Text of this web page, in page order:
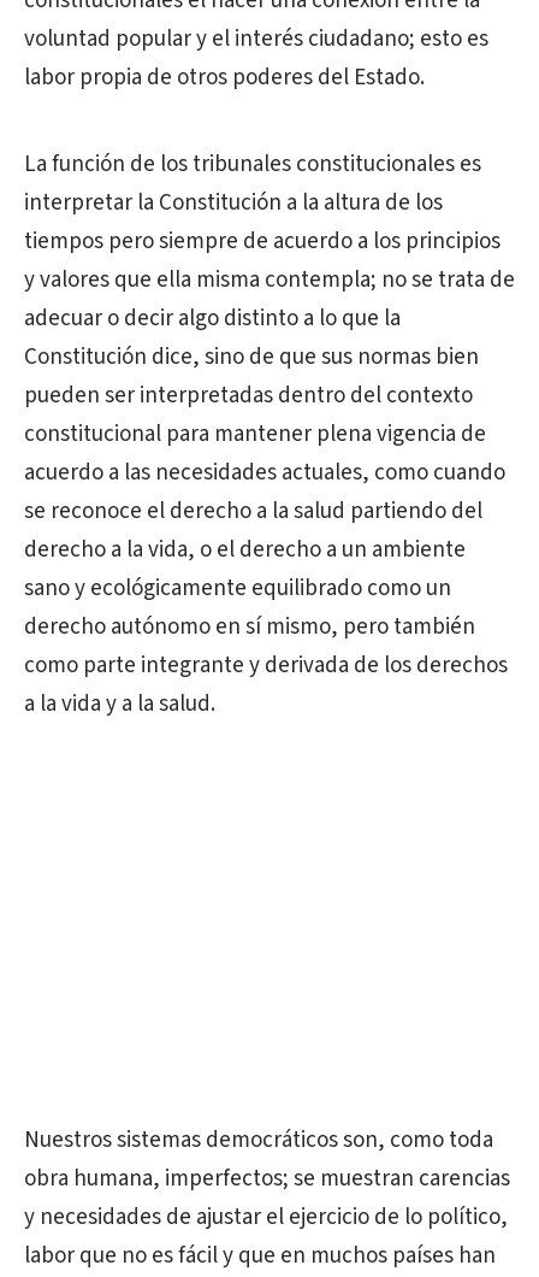
voluntad popular y el interés ciudadano; esto es
labor propia de otros poderes del Estado.
La función de los tribunales constitucionales es
interpretar la Constitución a la altura de los
tiempos pero siempre de acuerdo a los principios
y valores que ella misma contempla; no se trata de
adecuar o decir algo distinto a lo que la
Constitución dice, sino de que sus normas bien
pueden ser interpretadas dentro del contexto
constitucional para mantener plena vigencia de
acuerdo a las necesidades actuales, como cuando
se reconoce el derecho a la salud partiendo del
derecho a la vida, o el derecho a un ambiente
sano y ecológicamente equilibrado como un
derecho autónomo en sí mismo, pero también
como parte integrante y derivada de los derechos
a la vida y a la salud.
Nuestros sistemas democráticos son, como toda
obra humana, imperfectos; se muestran carencias
y necesidades de ajustar el ejercicio de lo político,
labor que no es fácil y que en muchos países han